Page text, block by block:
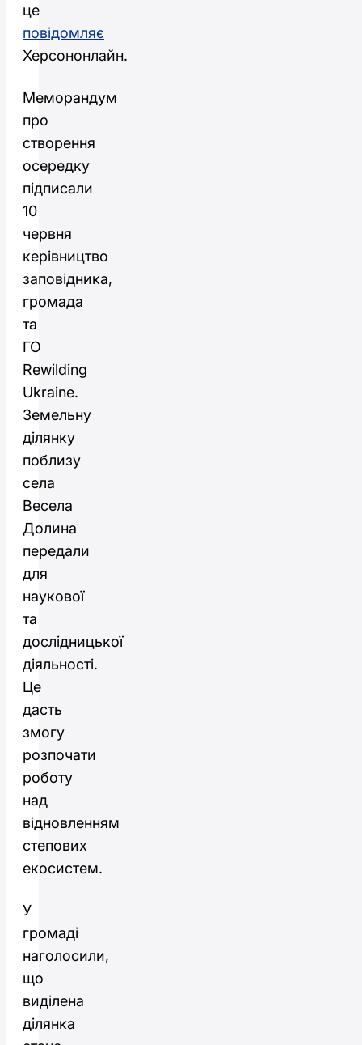
це
повідомляє
Херсононлайн.
Меморандум
про
створення
осередку
підписали
10
червня
керівництво
заповідника,
громада
та
ГО
Rewilding
Ukraine.
Земельну
ділянку
поблизу
села
Весела
Долина
передали
для
наукової
та
дослідницької
діяльності.
Це
дасть
змогу
розпочати
роботу
над
відновленням
степових
екосистем.
У
громаді
наголосили,
що
виділена
ділянка